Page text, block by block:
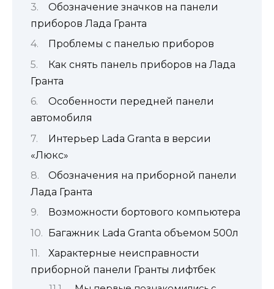
Обозначение значков на панели
приборов Лада Гранта
Проблемы с панелью приборов
Как снять панель приборов на Лада
Гранта
Особенности передней панели
автомобиля
Интерьер Lada Granta в версии
«Люкс»
Обозначения на приборной панели
Лада Гранта
Возможности бортового компьютера
Багажник Lada Granta объемом 500л
Характерные неисправности
приборной панели Гранты лифтбек